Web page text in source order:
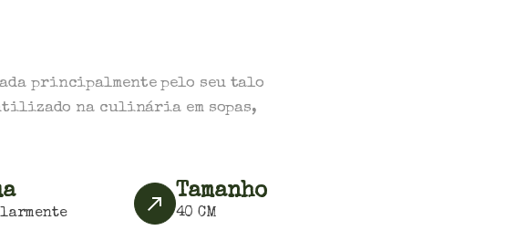
principalmente pelo seu talo
na culinária em sopas,
Tamanho
40 CM